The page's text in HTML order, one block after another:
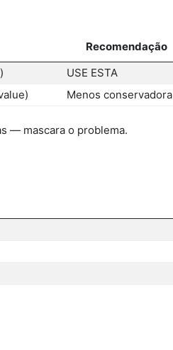
Recomendação
USE ESTA
Menos conservadora
— mascara o problema.